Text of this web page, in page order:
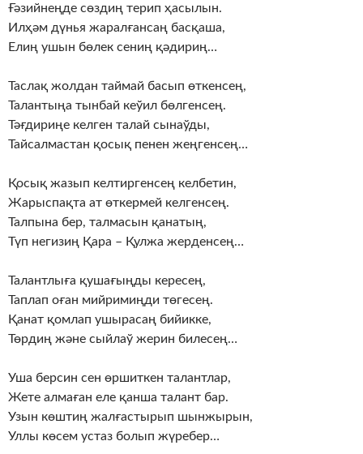
Ғәзийнеңде сөздиң терип ҳасылын.
Илҳәм дүнья жаралғансаң басқаша,
Елиң ушын бөлек сениң қәдириң…
Таслақ жолдан таймай басып өткенсең,
Талантыңа тынбай кеўил бөлгенсең.
Тәғдириңе келген талай сынаўды,
Тайсалмастан қосық пенен жеңгенсең…
Қосық жазып келтиргенсең келбетин,
Жарыспақта ат өткермей келгенсең.
Талпына бер, талмасын қанатың,
Түп негизиң Қара – Қулжа жерденсең…
Талантлыға қушағыңды кересең,
Таплап оған мийримиңди төгесең.
Қанат қомлап ушырасаң бийикке,
Төрдиң және сыйлаў жерин билесең…
Уша берсин сен өршиткен талантлар,
Жете алмаған еле қанша талант бар.
Узын көштиң жалғастырып шынжырын,
Уллы көсем устаз болып жүребер…